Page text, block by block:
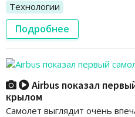
Технологии
Подробнее
Airbus показал
крылом
Самолет выглядит очень